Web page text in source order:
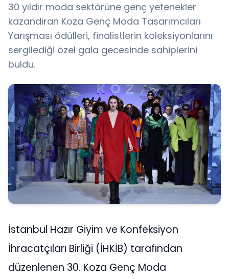
30 yıldır moda sektörüne genç yetenekler
kazandıran Koza Genç Moda Tasarımcıları
Yarışması ödülleri, finalistlerin koleksiyonlarını
sergilediği özel gala gecesinde sahiplerini
buldu.
İstanbul Hazır Giyim ve Konfeksiyon
İhracatçıları Birliği (İHKİB) tarafından
düzenlenen 30. Koza Genç Moda